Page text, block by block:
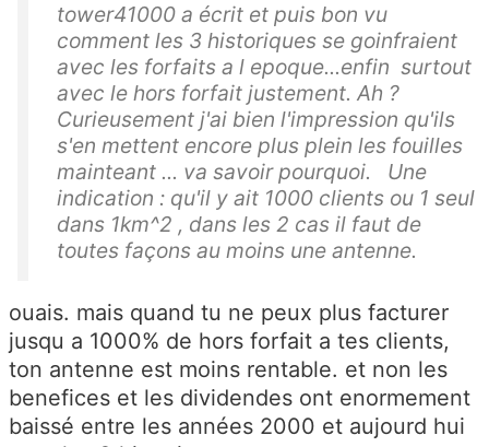
tower41000 a écrit et puis bon vu
comment les 3 historiques se goinfraient
avec les forfaits a l epoque...enfin surtout
avec le hors forfait justement. Ah ?
Curieusement j'ai bien l'impression qu'ils
s'en mettent encore plus plein les fouilles
mainteant ... va savoir pourquoi. Une
indication : qu'il y ait 1000 clients ou 1 seul
dans 1km^2 , dans les 2 cas il faut de
toutes façons au moins une antenne.
ouais. mais quand tu ne peux plus facturer
jusqu a 1000% de hors forfait a tes clients,
ton antenne est moins rentable. et non les
benefices et les dividendes ont enormement
baissé entre les années 2000 et aujourd hui